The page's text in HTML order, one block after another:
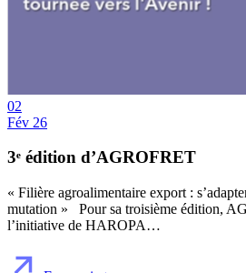
02
Fév 26
3ᵉ édition d’AGROFRET
« Filière agroalimentaire export :
mutation » Pour sa troisième édition,
l’initiative de HAROPA…